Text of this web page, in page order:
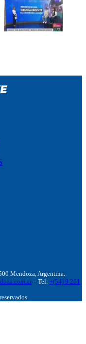
Mendoza, Argentina.
– Tel: +(54) 9 261